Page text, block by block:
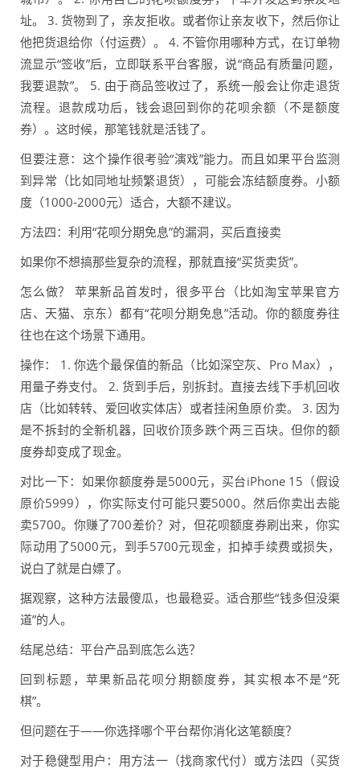
址。 3. 货物到了，亲友拒收。或者你让亲友收下，然后你让
他把货退给你（付运费）。 4. 不管你用哪种方式，在订单物
流显示“签收”后，立即联系平台客服，说“商品有质量问题，
我要退款”。 5. 由于商品签收过了，系统一般会让你走退货
流程。退款成功后，钱会退回到你的花呗余额（不是额度
券）。这时候，那笔钱就是活钱了。
但要注意：这个操作很考验“演戏”能力。而且如果平台监测
到异常（比如同地址频繁退货），可能会冻结额度券。小额
度（1000-2000元）适合，大额不建议。
方法四：利用“花呗分期免息”的漏洞，买后直接卖
如果你不想搞那些复杂的流程，那就直接“买货卖货”。
怎么做？ 苹果新品首发时，很多平台（比如淘宝苹果官方
店、天猫、京东）都有“花呗分期免息”活动。你的额度券往
往也在这个场景下通用。
操作： 1. 你选个最保值的新品（比如深空灰、Pro Max），
用量子券支付。 2. 货到手后，别拆封。直接去线下手机回收
店（比如转转、爱回收实体店）或者挂闲鱼原价卖。 3. 因为
是不拆封的全新机器，回收价顶多跌个两三百块。但你的额
度券却变成了现金。
对比一下：如果你额度券是5000元，买台iPhone 15（假设
原价5999），你实际支付可能只要5000。然后你卖出去能
卖5700。你赚了700差价？对，但花呗额度券刷出来，你实
际动用了5000元，到手5700元现金，扣掉手续费或损失，
说白了就是白嫖了。
据观察，这种方法最傻瓜，也最稳妥。适合那些“钱多但没渠
道”的人。
结尾总结：平台产品到底怎么选？
回到标题，苹果新品花呗分期额度券，其实根本不是“死
棋”。
但问题在于——你选择哪个平台帮你消化这笔额度？
对于稳健型用户：用方法一（找商家代付）或方法四（买货